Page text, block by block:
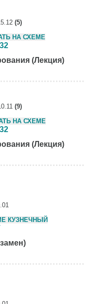
(5)
НА СХЕМЕ
(Лекция)
(9)
НА СХЕМЕ
(Лекция)
КУЗНЕЧНЫЙ